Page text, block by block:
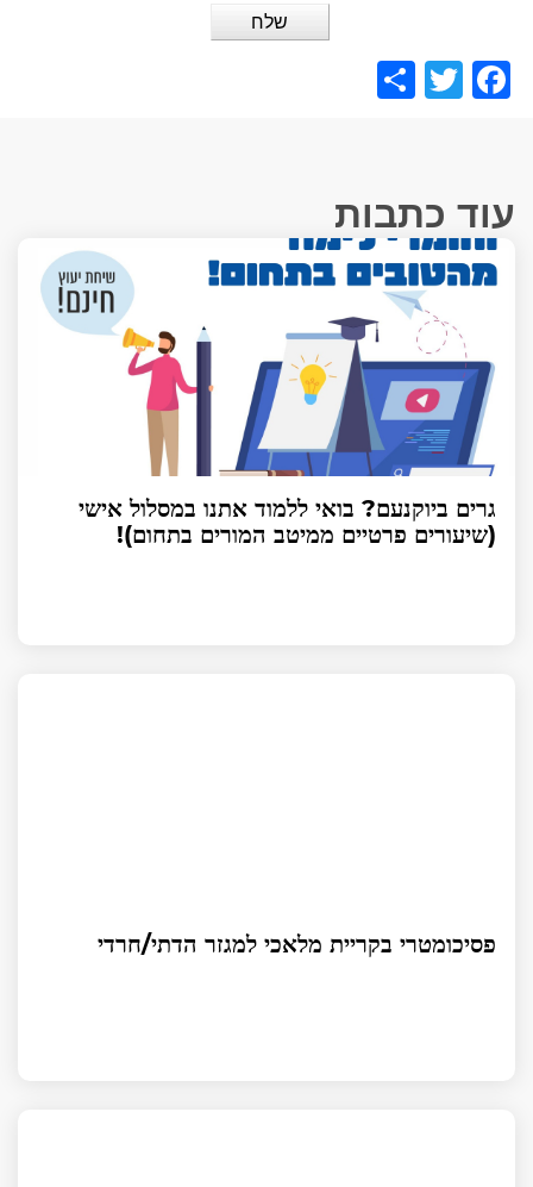
Facebook
Twitter
עוד כתבות
גרים ביוקנעם? בואי ללמוד אתנו במסלול אישי
(שיעורים פרטיים ממיטב המורים בתחום)!
פסיכומטרי בקריית מלאכי למגזר הדתי/חרדי